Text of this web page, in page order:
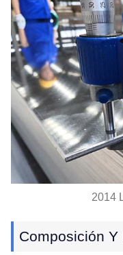
2014
Composición Y